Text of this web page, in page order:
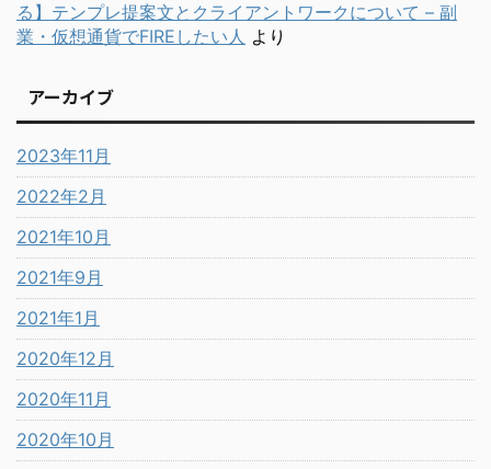
る】テンプレ提案文とクライアントワークについて – 副
業・仮想通貨でFIREしたい人 より
アーカイブ
2023年11月
2022年2月
2021年10月
2021年9月
2021年1月
2020年12月
2020年11月
2020年10月